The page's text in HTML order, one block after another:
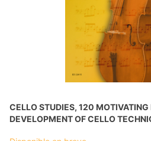
CELLO STUDIES, 120 MOTIVATING
DEVELOPMENT OF CELLO